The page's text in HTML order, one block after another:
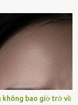
làm gì ngoài việc
cho phép tôi mãi
người thân
Và hôm nay là
rời xa tôi mãi
tôi quyết định lên
nhưng có điều gì
không bao giờ trở về